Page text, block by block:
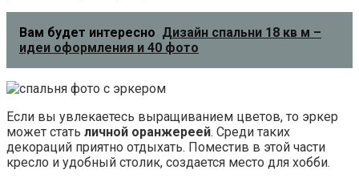
Вам будет интересно Дизайн спальни 18 кв м –
идеи оформления и 40 фото
Если вы увлекаетесь выращиванием цветов, то эркер
может стать личной оранжереей. Среди таких
декораций приятно отдыхать. Поместив в этой части
кресло и удобный столик, создается место для хобби.